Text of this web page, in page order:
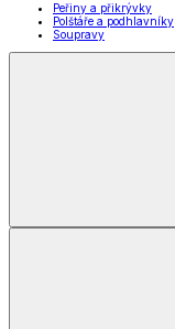
Peřiny a přikrývky
Polštáře a podhlavníky
Soupravy